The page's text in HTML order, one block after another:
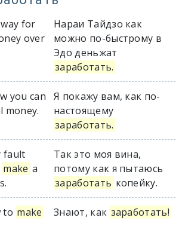
for
over
Нараи Тайдзо как
можно по-быстрому в
Эдо деньжат
заработать.
you can
money.
Я покажу вам, как по-
настоящему
заработать.
fault
make a
Так это моя вина,
потому как я пытаюсь
заработать копейку.
to make
Знают, как заработать!